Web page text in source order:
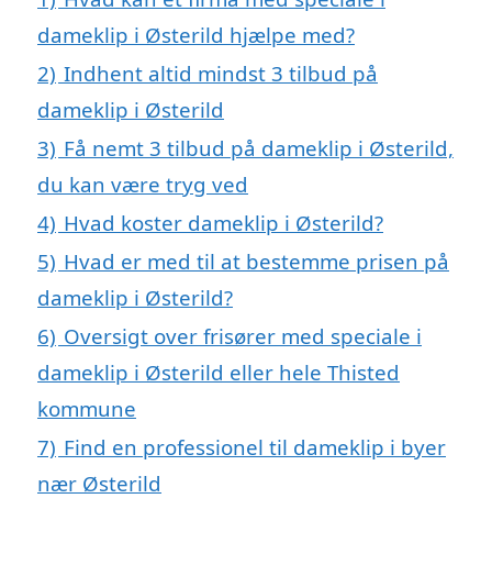
dameklip i Østerild hjælpe med?
2) Indhent altid mindst 3 tilbud på
dameklip i Østerild
3) Få nemt 3 tilbud på dameklip i Østerild,
du kan være tryg ved
4) Hvad koster dameklip i Østerild?
5) Hvad er med til at bestemme prisen på
dameklip i Østerild?
6) Oversigt over frisører med speciale i
dameklip i Østerild eller hele Thisted
kommune
7) Find en professionel til dameklip i byer
nær Østerild